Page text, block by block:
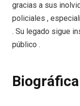
gracias a sus
policiales ,
. Su legado sigue
público .